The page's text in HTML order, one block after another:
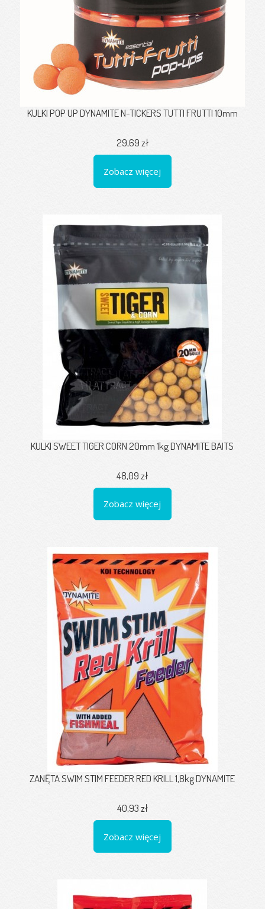
KULKI POP UP DYNAMITE N-TICKERS TUTTI FRUTTI 10mm
29,69 zł
Zobacz więcej
KULKI SWEET TIGER CORN 20mm 1kg DYNAMITE BAITS
48,09 zł
Zobacz więcej
ZANĘTA SWIM STIM FEEDER RED KRILL 1,8kg DYNAMITE
40,93 zł
Zobacz więcej